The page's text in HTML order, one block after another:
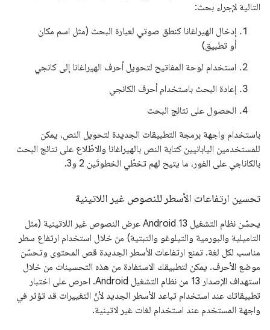
التالية لإجراء بحث:
إدخال الهيراغانا كنطق صوتي لعبارة البحث (مثل اسم مكان
أو تطبيق)
استخدام لوحة المفاتيح لتحويل أحرف الهيراغانا إلى كانجي
إعادة البحث باستخدام أحرف الكانجي
الحصول على نتائج البحث
باستخدام واجهة برمجة التطبيقات الجديدة لتحويل النص، يمكن
للمستخدمين اليابانيين كتابة النص بالهيراغانا والاطّلاع على نتائج البحث
بالكاناجي على الفور، ما يتيح لهم تخطّي الخطوتَين 2 و3.
تحسين ارتفاعات الأسطر للنصوص غير اللاتينية
يحسّن نظام التشغيل Android 13 عرض النصوص غير اللاتينية (مثل
التاميلية والبورمية والتيلوغو والتبتية) من خلال استخدام ارتفاع سطر
مناسب لكل لغة. تمنع ارتفاعات الأسطر الجديدة قص المحتوى وتحسّن
موضع الأحرف. يمكن لتطبيقك الاستفادة من هذه التحسينات من خلال
استهداف الإصدار 13 من نظام التشغيل Android. احرص على اختبار
تطبيقاتك عند استخدام تباعد الأسطر الجديد لأنّ التغييرات قد تؤثر في
واجهة المستخدم عند استخدام لغات غير لاتينية.